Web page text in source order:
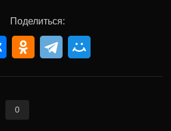
Поделиться:
0